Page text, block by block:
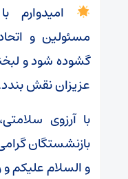
امیدوارم
مسئولین و
گشوده شود و
عزیزان نقش
با آرزوی
بازنشستگان
و السلام علیکم و